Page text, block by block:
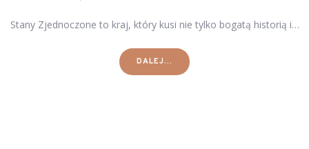
Stany Zjednoczone to kraj, który kusi nie tylko bogatą historią i…
DALEJ...